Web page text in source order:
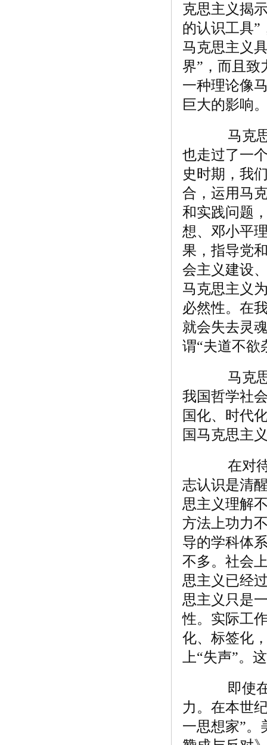
克思主义揭
的认识工具”
马克思主义
界”，而且致
一种理论像
巨大的影响
马克思
也走过了一
史时期，我
合，运用马
和实践问题
想、邓小平
果，指导党
会主义建设
马克思主义
必然性。在
就会失去灵
谓“夫道不欲
马克思
我国哲学社
国化、时代
国马克思主
在对待
志认识是清
思主义理解
方法上功力
导的学科体
不多。社会
思主义已经
思主义只是
性。实际工
化、标签化
上“失声”。
即使在
力。在本世
一思想家”。